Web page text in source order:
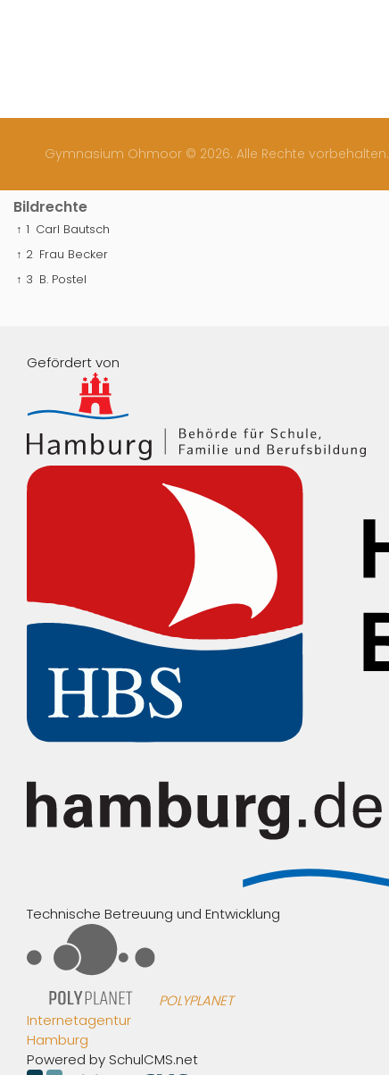
Gymnasium Ohmoor © 2026. Alle Rechte vorbehalten.
Bildrechte
↑ 1 Carl Bautsch
↑ 2 Frau Becker
↑ 3 B. Postel
Gefördert von
Technische Betreuung und Entwicklung
POLYPLANET
Internetagentur
Hamburg
Powered by SchulCMS.net